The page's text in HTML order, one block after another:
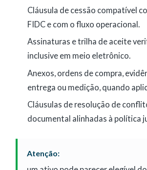
Cláusula de cessão compatível
FIDC e com o fluxo operacional.
Assinaturas e trilha de aceite
inclusive em meio eletrônico.
Anexos, ordens de compra,
entrega ou medição, quando
Cláusulas de resolução de
documental alinhadas à política
Atenção: